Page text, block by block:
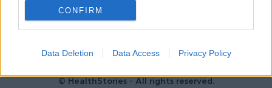
CONFIRM
Data Deletion Data Access Privacy Policy
© HealthStories - All rights reserved.